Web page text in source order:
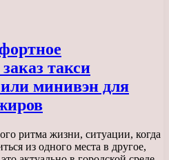
такси
минивэн для
ритма жизни, ситуации, когда
из одного места в другое,